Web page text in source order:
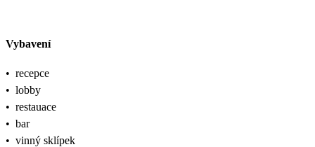
Vybavení
• recepce
• lobby
• restauace
• bar
• vinný sklípek